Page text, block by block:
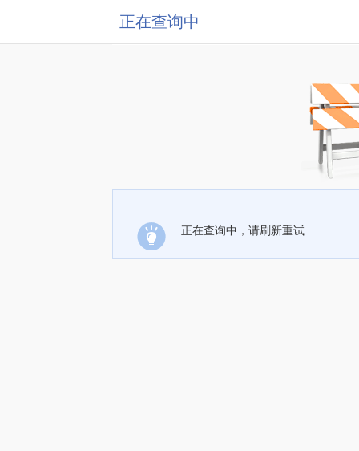
正在查询中
正在查询中，请刷新重试